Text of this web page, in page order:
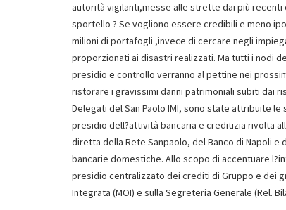
autorità vigilanti,messe alle strette dai più
sportello ? Se vogliono essere credibili e meno
milioni di portafogli ,invece di cercare negli
proporzionati ai disastri realizzati. Ma tutti i nodi
presidio e controllo verranno al pettine nei
ristorare i gravissimi danni patrimoniali subiti dai
Delegati del San Paolo IMI, sono state attribuite
presidio dell?attività bancaria e creditizia rivolta
diretta della Rete Sanpaolo, del Banco di Napoli
bancarie domestiche. Allo scopo di accentuare
presidio centralizzato dei crediti di Gruppo e dei
Integrata (MOI) e sulla Segreteria Generale (Rel.